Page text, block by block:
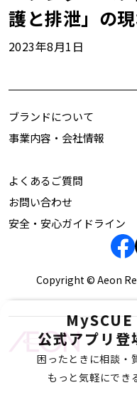
護と排泄」の
2023年8月1日
MySCUE
公式アプリ登
困ったときに相談・
もっと気軽にでき
ブランドについて
事業内容・会社情報
よくあるご質問
お問い合わせ
安全・安心ガイドライン
Copyright © Aeon